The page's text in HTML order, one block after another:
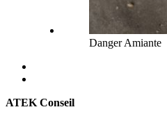
Danger Amiante
ATEK Conseil